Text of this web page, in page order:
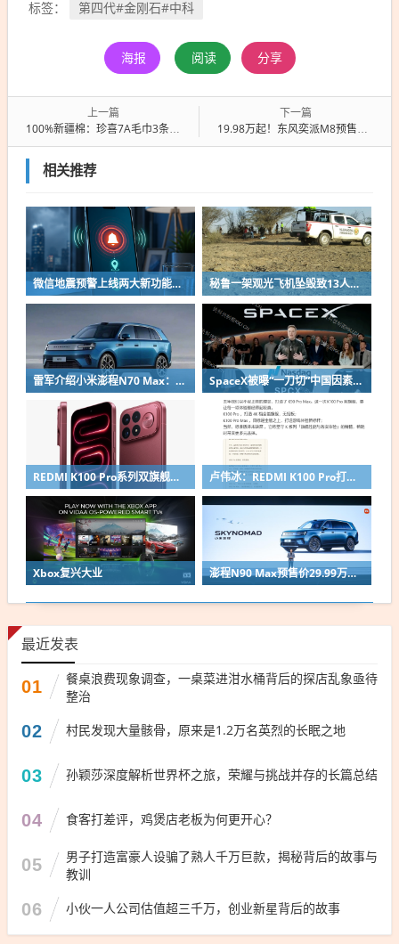
标签： 第四代#金刚石#中科
海报 阅读 分享
上一篇
100%新疆棉：珍喜7A毛巾3条仅18.55元
下一篇
19.98万起！东风奕派M8预售订单破1万台：全系标配华为乾崑6件套
相关推荐
微信地震预警上线两大新功能：可反馈震感、自动提醒更新位置 秘鲁一架观光飞机坠毁致13人死亡 涉事机型为塞斯纳C-208
雷军介绍小米澎程N70 Max：驾驶质感高级 日常使用舒适度很好 SpaceX被曝“一刀切”中国因素：从零件设备到员工 即便工厂位于中国境外
REDMI K100 Pro系列双旗舰官宣：8月11日发布 卢伟冰：REDMI K100 Pro打造4K档全能旗舰！无短板
Xbox复兴大业 澎程N90 Max预售价29.99万引爆行业！雷军：冰箱彩电大沙发是小米强项 我们做家电的
最近发表
01
餐桌浪费现象调查，一桌菜进泔水桶背后的探店乱象亟待
整治
02 村民发现大量骸骨，原来是1.2万名英烈的长眠之地
03 孙颖莎深度解析世界杯之旅，荣耀与挑战并存的长篇总结
04 食客打差评，鸡煲店老板为何更开心？
05
男子打造富豪人设骗了熟人千万巨款，揭秘背后的故事与
教训
06 小伙一人公司估值超三千万，创业新星背后的故事